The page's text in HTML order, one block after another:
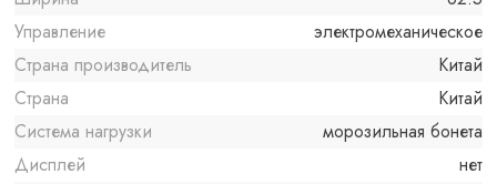
Управление
электромеханическое
Страна производитель
Китай
Страна
Китай
Система нагрузки
морозильная бонета
Дисплей
нет